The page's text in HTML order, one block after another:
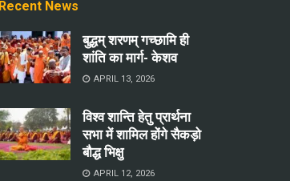
Recent News
बुद्धम् शरणम् गच्छामि ही
शांति का मार्ग- केशव
APRIL 13, 2026
विश्व शान्ति हेतु प्रार्थना
सभा में शामिल होंगे सैकड़ो
बौद्ध भिक्षु
APRIL 12, 2026